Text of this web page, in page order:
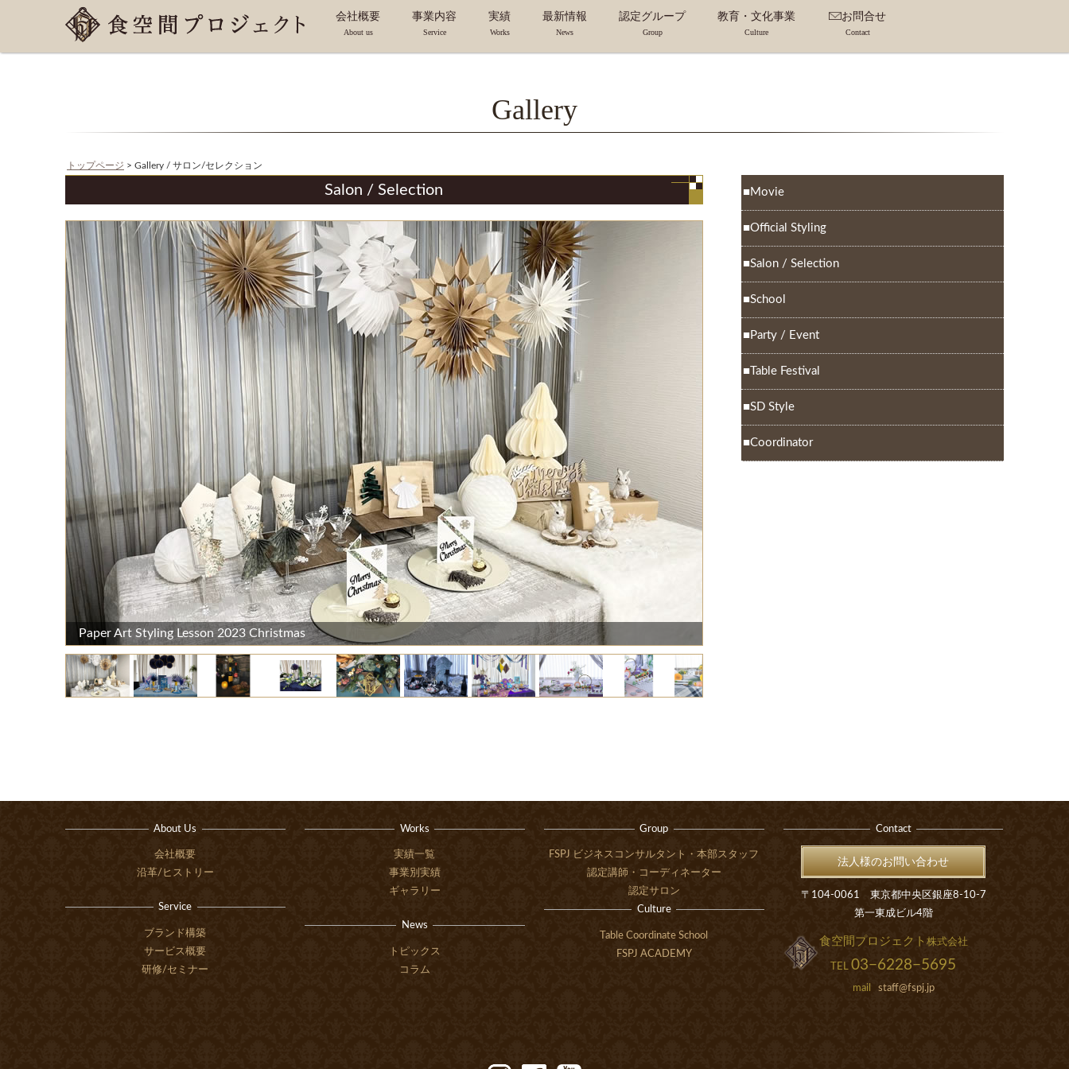
会社概要
About us
事業内容
Service
実績
Works
最新情報
News
認定グループ
Group
教育・文化事業
Culture
お問合せ
Contact
Gallery
トップページ > Gallery / サロン/セレクション
Salon / Selection
Paper Art Styling Lesson 2023 Christmas
Movie
Official Styling
Salon / Selection
School
Party / Event
Table Festival
SD Style
Coordinator
About Us
会社概要
沿革/ヒストリー
Service
ブランド構築
サービス概要
研修/セミナー
Works
実績一覧
事業別実績
ギャラリー
News
トピックス
コラム
Group
FSPJ ビジネスコンサルタント・本部スタッフ
認定講師・コーディネーター
認定サロン
Culture
Table Coordinate School
FSPJ ACADEMY
Contact
法人様のお問い合わせ
〒104-0061 東京都中央区銀座8-10-7
第一東成ビル4階
食空間プロジェクト 株式会社
TEL03−6228−5695
mail staff@fspj.jp